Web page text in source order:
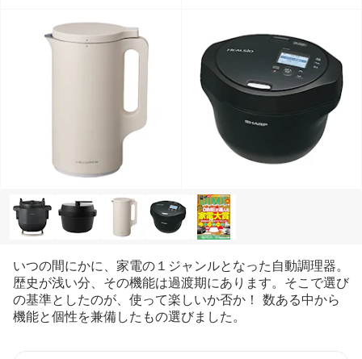
いつの間にかに、家電の１ジャンルとなった自動調理器。
歴史が浅い分、その機能は過渡期にあります。そこで選び
の基準としたのが、使って楽しいか否か！ 数ある中から
機能と個性を兼備したもの選びました。